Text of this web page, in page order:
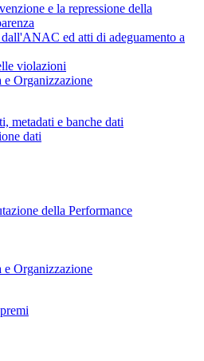
e la repressione della
ed atti di adeguamento a
violazioni
Organizzazione
metadati e banche dati
dati
della Performance
Organizzazione